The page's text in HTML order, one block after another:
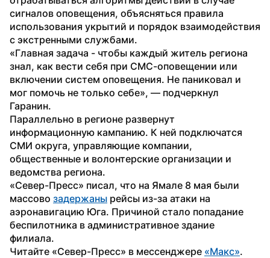
сигналов оповещения, объясняться правила
использования укрытий и порядок взаимодействия
с экстренными службами.
«Главная задача - чтобы каждый житель региона
знал, как вести себя при СМС-оповещении или
включении систем оповещения. Не паниковал и
мог помочь не только себе», — подчеркнул
Гаранин.
Параллельно в регионе развернут
информационную кампанию. К ней подключатся
СМИ округа, управляющие компании,
общественные и волонтерские организации и
ведомства региона.
«Север-Пресс» писал, что на Ямале 8 мая были
массово задержаны рейсы из-за атаки на
аэронавигацию Юга. Причиной стало попадание
беспилотника в административное здание
филиала.
Читайте «Север-Пресс» в мессенджере «Макс».